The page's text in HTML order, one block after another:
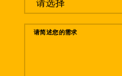
请简述您的需求